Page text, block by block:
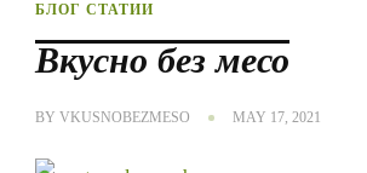
БЛОГ СТАТИИ
Вкусно без месо
BY VKUSNOBEZMESO MAY 17, 2021